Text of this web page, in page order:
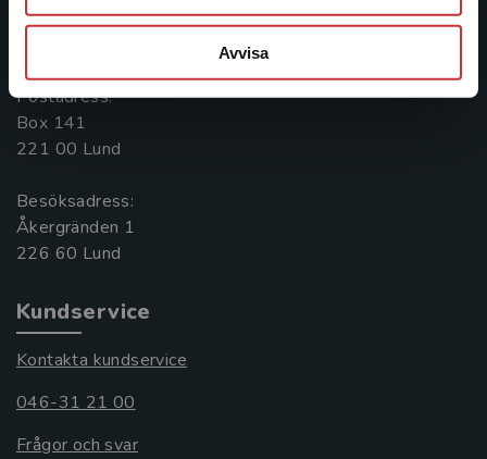
Avvisa
Kontakta oss
Postadress:
Box 141
221 00 Lund
Besöksadress:
Åkergränden 1
Kundservice
Kontakta kundservice
046-31 21 00
Frågor och svar